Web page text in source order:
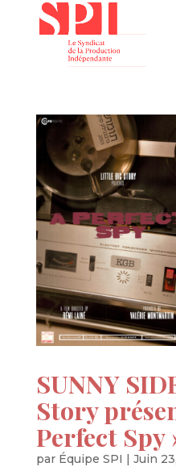
SUNNY
Story
Perfect Spy
par Équipe SPI | Juin